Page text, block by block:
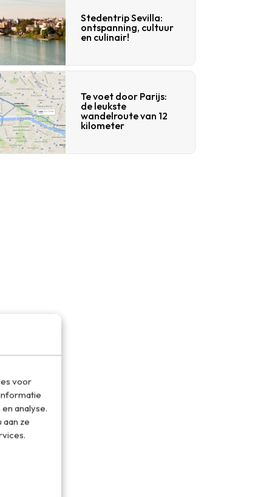
voor
analyse.
ze
Stedentrip Sevilla:
ontspanning, cultuur
en culinair!
Te voet door Parijs:
de leukste
wandelroute van 12
kilometer